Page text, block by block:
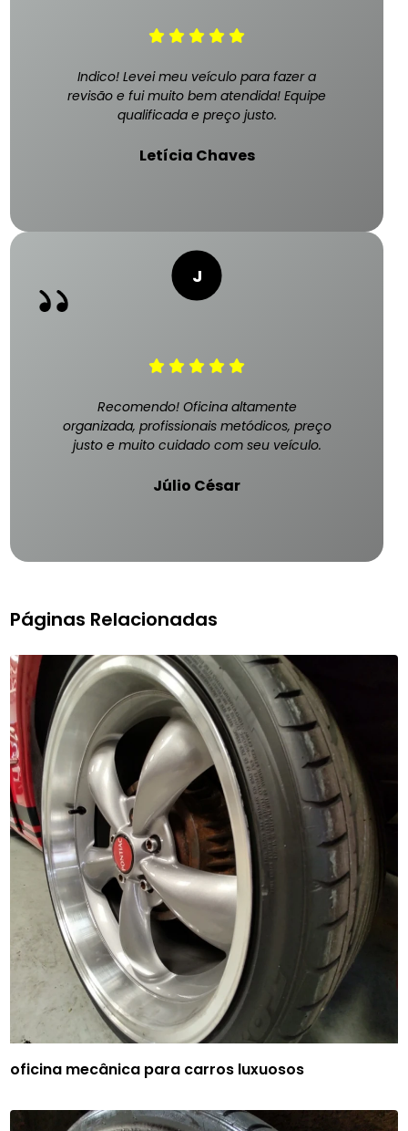
Indico! Levei meu veículo para fazer a
revisão e fui muito bem atendida! Equipe
qualificada e preço justo.
Letícia Chaves
Recomendo! Oficina altamente
organizada, profissionais metódicos, preço
justo e muito cuidado com seu veículo.
Júlio César
Páginas Relacionadas
oficina mecânica para carros luxuosos